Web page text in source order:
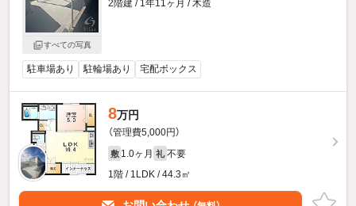
すべての写真
2階建 / 1年11ヶ月 / 木造
駐車場あり 駐輪場あり 宅配ボックス
8万円
（管理費5,000円）
敷 1.0ヶ月 礼 不要
1階 / 1LDK / 44.3㎡